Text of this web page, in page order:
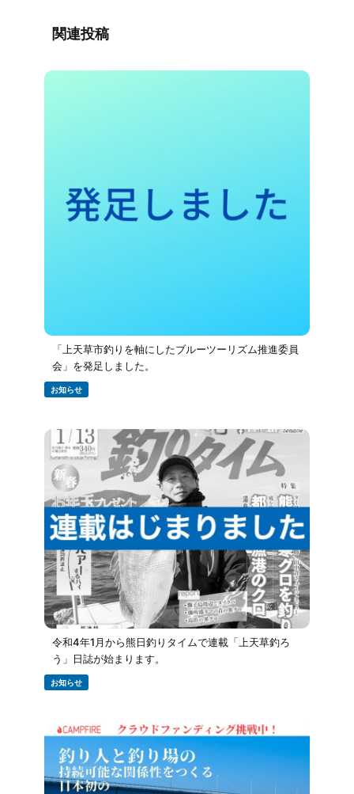
関連投稿
「上天草市釣りを軸にしたブルーツーリズム推進委員
会」を発足しました。
お知らせ
令和4年1月から熊日釣りタイムで連載「上天草釣ろ
う」日誌が始まります。
お知らせ